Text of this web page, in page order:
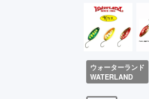
ウォーターランド
WATERLAND